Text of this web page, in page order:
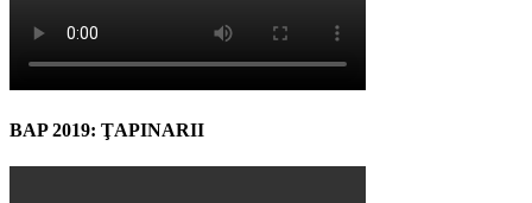
BAP 2019: ŢAPINARII